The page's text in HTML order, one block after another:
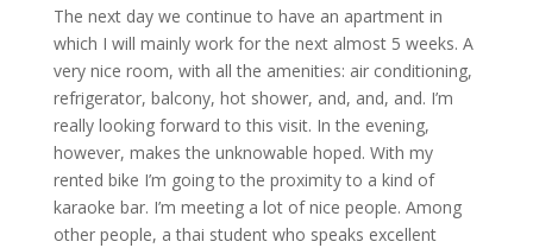
The next day we continue to have an apartment in
which I will mainly work for the next almost 5 weeks. A
very nice room, with all the amenities: air conditioning,
refrigerator, balcony, hot shower, and, and, and. I’m
really looking forward to this visit. In the evening,
however, makes the unknowable hoped. With my
rented bike I’m going to the proximity to a kind of
karaoke bar. I’m meeting a lot of nice people. Among
other people, a thai student who speaks excellent